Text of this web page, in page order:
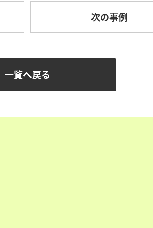
次の事例
一覧へ戻る